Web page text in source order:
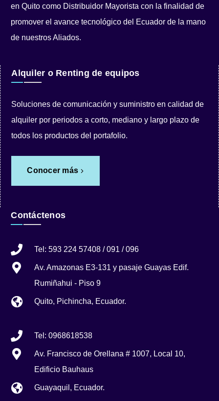
en Quito como Distribuidor Mayorista con la finalidad de
promover el avance tecnológico del Ecuador de la mano
de nuestros Aliados.
Alquiler o Renting de equipos
Soluciones de comunicación y suministro en calidad de
alquiler por periodos a corto, mediano y largo plazo de
todos los productos del portafolio.
Conocer más
Contáctenos
Tel: 593 224 57408 / 091 / 096
Av. Amazonas E3-131 y pasaje Guayas Edif.
Rumiñahui - Piso 9
Quito, Pichincha, Ecuador.
Tel: 0968618538
Av. Francisco de Orellana # 1007, Local 10,
Edificio Bauhaus
Guayaquil, Ecuador.